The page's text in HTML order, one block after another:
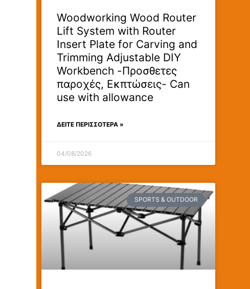
Woodworking Wood Router
Lift System with Router
Insert Plate for Carving and
Trimming Adjustable DIY
Workbench -Προσθετες
παροχές, Εκπτώσεις- Can
use with allowance
ΔΕΊΤΕ ΠΕΡΙΣΣΟΤΕΡΑ »
04/08/2026
SPORTS & OUTDOOR